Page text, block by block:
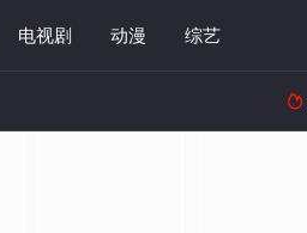
电视剧 动漫 综艺
